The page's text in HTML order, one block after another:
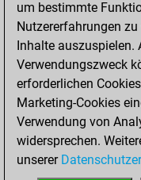
an
um bestimmte
Nutzererfahrungen
Inhalte auszuspielen.
Verwendungszweck
erforderlichen
Marketing-Cookies
Verwendung von
widersprechen.
unserer